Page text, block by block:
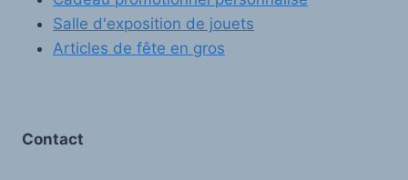
Salle d'exposition de jouets
Articles de fête en gros
Contact